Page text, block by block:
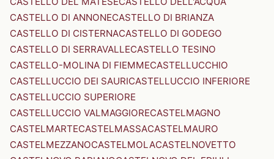
CASTELLO DI ANNONECASTELLO DI BRIANZA
CASTELLO DI CISTERNACASTELLO DI GODEGO
CASTELLO DI SERRAVALLECASTELLO TESINO
CASTELLO-MOLINA DI FIEMMECASTELLUCCHIO
CASTELLUCCIO DEI SAURICASTELLUCCIO INFERIORE
CASTELLUCCIO SUPERIORE
CASTELLUCCIO VALMAGGIORECASTELMAGNO
CASTELMARTECASTELMASSACASTELMAURO
CASTELMEZZANOCASTELMOLACASTELNOVETTO